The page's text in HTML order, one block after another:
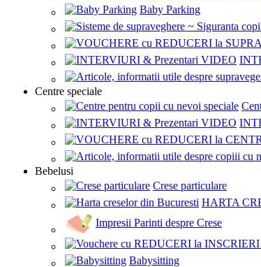
Baby Parking
Centre speciale
Bebelusi
Crese particulare
HARTA
Impresii Parinti despre Crese
Babysitting